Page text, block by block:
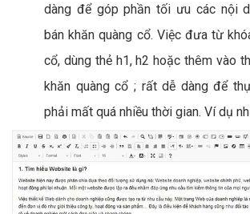
dàng để góp phần tối ưu các nội
bán khăn quàng cổ. Việc đưa từ
cổ, dùng thẻ h1, h2 hoặc thêm vào
khăn quàng cổ ; rất dễ dàng để
phải mất quá nhiều thời gian. Ví dụ